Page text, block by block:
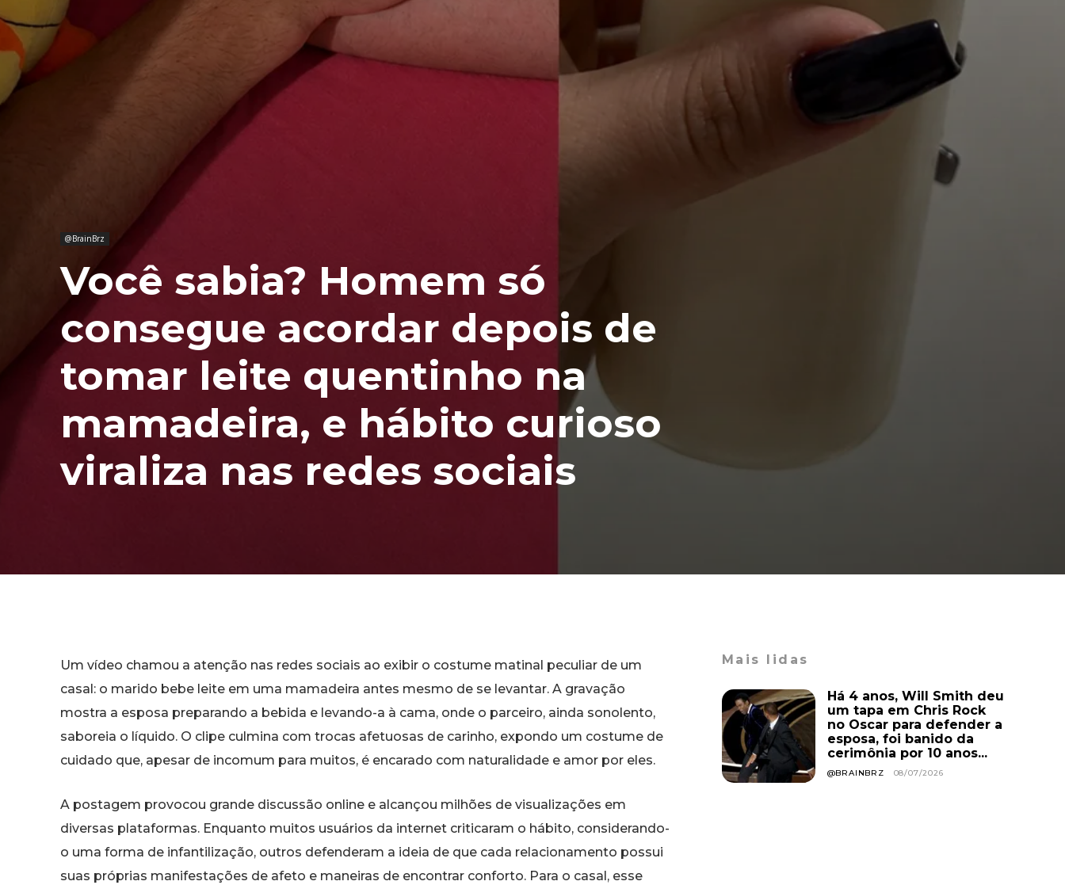
@BrainBrz
Você sabia? Homem só
consegue acordar depois de
tomar leite quentinho na
mamadeira, e hábito curioso
viraliza nas redes sociais
Um vídeo chamou a atenção nas redes sociais ao exibir o costume matinal peculiar de um
casal: o marido bebe leite em uma mamadeira antes mesmo de se levantar. A gravação
mostra a esposa preparando a bebida e levando-a à cama, onde o parceiro, ainda sonolento,
saboreia o líquido. O clipe culmina com trocas afetuosas de carinho, expondo um costume de
cuidado que, apesar de incomum para muitos, é encarado com naturalidade e amor por eles.
A postagem provocou grande discussão online e alcançou milhões de visualizações em
diversas plataformas. Enquanto muitos usuários da internet criticaram o hábito, considerando-
o uma forma de infantilização, outros defenderam a ideia de que cada relacionamento possui
suas próprias manifestações de afeto e maneiras de encontrar conforto. Para o casal, esse
Mais lidas
Há 4 anos, Will Smith deu
um tapa em Chris Rock
no Oscar para defender a
esposa, foi banido da
cerimônia por 10 anos...
@BRAINBRZ 08/07/2026